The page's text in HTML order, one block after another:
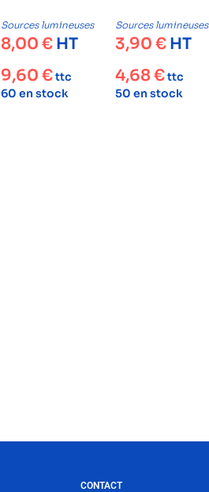
Sources lumineuses
8,00 € HT
9,60 €ttc
60 en stock
Sources lumineuses
3,90 € HT
4,68€ttc
50 en stock
CONTACT